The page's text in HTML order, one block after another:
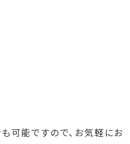
も可能ですので、お気軽にお